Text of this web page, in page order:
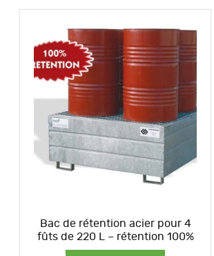
Bac de rétention acier pour 4
fûts de 220 L – rétention 100%